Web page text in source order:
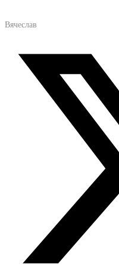
Вячеслав